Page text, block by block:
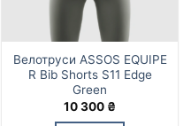
сторінці
товару
Велотруси ASSOS EQUIPE
R Bib Shorts S11 Edge
Green
10 300 ₴